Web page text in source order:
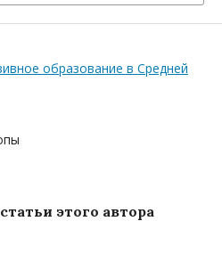
образование в Средней
этого автора